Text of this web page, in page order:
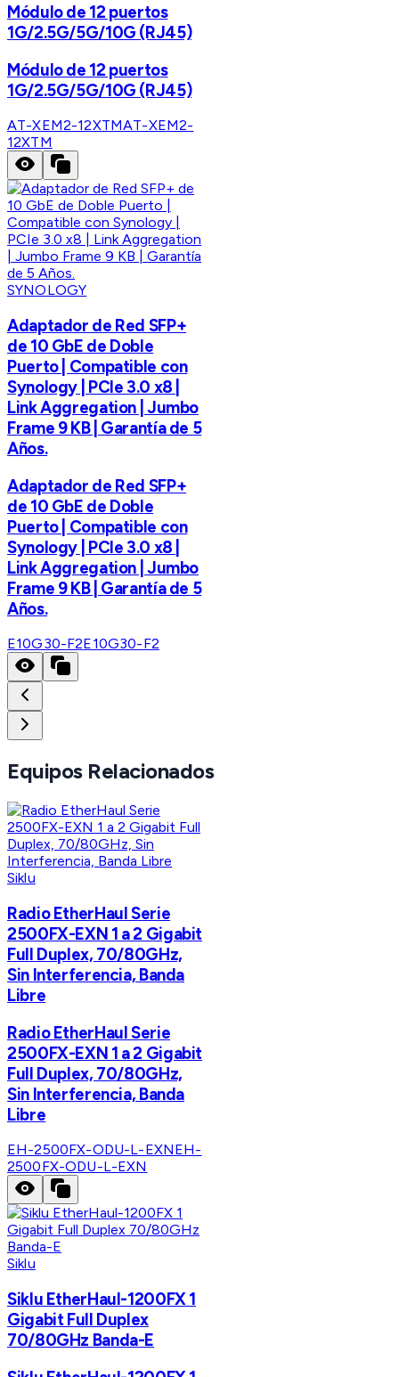
Módulo de 12 puertos
1G/2.5G/5G/10G (RJ45)
Módulo de 12 puertos
1G/2.5G/5G/10G (RJ45)
AT-XEM2-12XTMAT-XEM2-
12XTM
SYNOLOGY
Adaptador de Red SFP+
de 10 GbE de Doble
Puerto | Compatible con
Synology | PCIe 3.0 x8 |
Link Aggregation | Jumbo
Frame 9 KB | Garantía de 5
Años.
Adaptador de Red SFP+
de 10 GbE de Doble
Puerto | Compatible con
Synology | PCIe 3.0 x8 |
Link Aggregation | Jumbo
Frame 9 KB | Garantía de 5
Años.
E10G30-F2E10G30-F2
Equipos Relacionados
Siklu
Radio EtherHaul Serie
2500FX-EXN 1 a 2 Gigabit
Full Duplex, 70/80GHz,
Sin Interferencia, Banda
Libre
Radio EtherHaul Serie
2500FX-EXN 1 a 2 Gigabit
Full Duplex, 70/80GHz,
Sin Interferencia, Banda
Libre
EH-2500FX-ODU-L-EXNEH-
2500FX-ODU-L-EXN
Siklu
Siklu EtherHaul-1200FX 1
Gigabit Full Duplex
70/80GHz Banda-E